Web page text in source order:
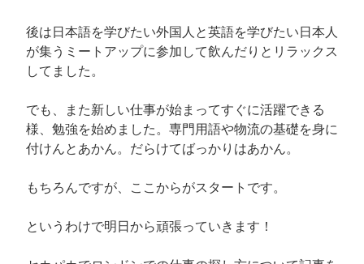
後は日本語を学びたい外国人と英語を学びたい日本人
が集うミートアップに参加して飲んだりとリラックス
してました。
でも、また新しい仕事が始まってすぐに活躍できる
様、勉強を始めました。専門用語や物流の基礎を身に
付けんとあかん。だらけてばっかりはあかん。
もちろんですが、ここからがスタートです。
というわけで明日から頑張っていきます！